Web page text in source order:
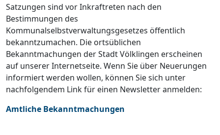
Satzungen sind vor Inkraftreten nach den
Bestimmungen des
Kommunalselbstverwaltungsgesetzes öffentlich
bekanntzumachen. Die ortsüblichen
Bekanntmachungen der Stadt Völklingen erscheinen
auf unserer Internetseite. Wenn Sie über Neuerungen
informiert werden wollen, können Sie sich unter
nachfolgendem Link für einen Newsletter anmelden:
Amtliche Bekanntmachungen